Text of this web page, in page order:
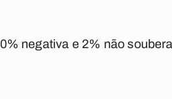
negativa e 2% não